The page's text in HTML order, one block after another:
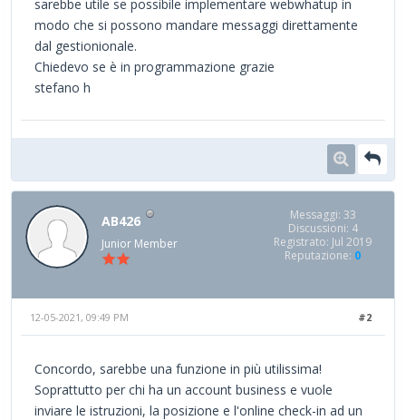
sarebbe utile se possibile implementare webwhatup in
modo che si possono mandare messaggi direttamente
dal gestionionale.
Chiedevo se è in programmazione grazie
stefano h
AB426
Junior Member
Messaggi: 33
Discussioni: 4
Registrato: Jul 2019
Reputazione: 0
#2
12-05-2021, 09:49 PM
Concordo, sarebbe una funzione in più utilissima!
Soprattutto per chi ha un account business e vuole
inviare le istruzioni, la posizione e l'online check-in ad un